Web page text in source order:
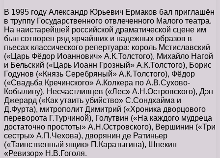
В 1995 году Александр Юрьевич Ермаков бал приглашён
в труппу Государственного отвлеченного Малого театра.
На наистарейшей российской драматической сцене им
был сотворен ряд ярчайших и надежных образов в
пьесах классического репертуара: король Мстиславский
(«Царь Фёдор Иоаннович» А.К.Толстого), Михайло Нагой
и Бельский («Царь Иоанн Грозный» А.К.Толстого), Борис
Годунов («Князь Серебряный» А.К.Толстого), Фёдор
(«Свадьба Кречинского» А.Колкера по А.В.Сухово-
Кобылину), Несчастливцев («Лес» А.Н.Островского), Дэн
Джерард («Как утаить убийство» С.Сондхайма и
Д.Фурта), митрополит Димитрий («Хроника дворцового
переворота Г.Турчиной), Голутвин («На каждого мудреца
достаточно простоты» А.Н.Островского), Вершинин («Три
сестры» А.П.Чехова), дворянин де Ратиньер
(«Таинственный ящик» П.Каратыгина), Шпекин
«Ревизор» Н.В.Гоголя.